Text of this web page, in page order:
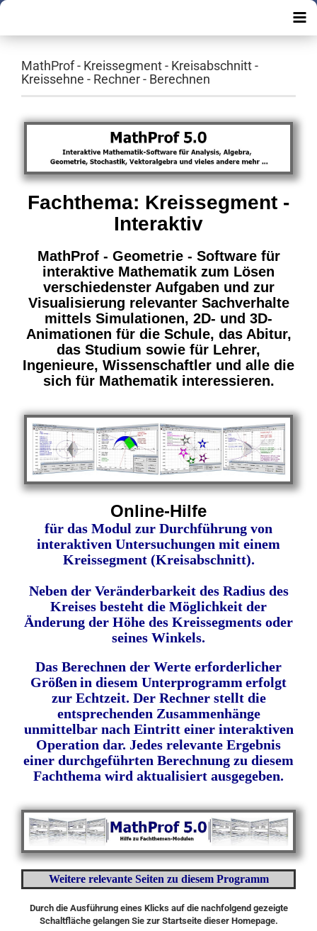
MathProf - Kreissegment - Kreisabschnitt -
Kreissehne - Rechner - Berechnen
Fachthema: Kreissegment -
Interaktiv
MathProf - Geometrie - Software für
interaktive Mathematik zum Lösen
verschiedenster Aufgaben und zur
Visualisierung relevanter Sachverhalte
mittels Simulationen, 2D- und 3D-
Animationen für die Schule, das Abitur,
das Studium sowie für Lehrer,
Ingenieure, Wissenschaftler und alle die
sich für Mathematik interessieren.
Online-Hilfe
für das Modul zur Durchführung von
interaktiven Untersuchungen mit einem
Kreissegment (Kreisabschnitt).
Neben der Veränderbarkeit des Radius des
Kreises besteht die Möglichkeit der
Änderung der Höhe des Kreissegments oder
seines Winkels.
Das Berechnen der Werte erforderlicher
Größen in diesem Unterprogramm erfolgt
zur Echtzeit. Der Rechner stellt die
entsprechenden Zusammenhänge
unmittelbar nach Eintritt einer interaktiven
Operation dar. Jedes relevante Ergebnis
einer durchgeführten Berechnung zu diesem
Fachthema wird aktualisiert ausgegeben.
Weitere relevante Seiten zu diesem Programm
Durch die Ausführung eines Klicks auf die nachfolgend gezeigte
Schaltfläche gelangen Sie zur Startseite dieser Homepage.